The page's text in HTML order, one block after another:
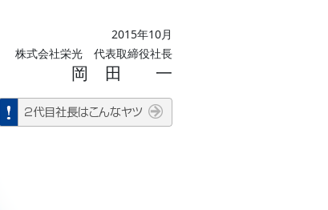
2015年10月
株式会社栄光 代表取締役社長
岡 田 一